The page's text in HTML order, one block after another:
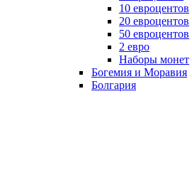
10 евроцентов
20 евроцентов
50 евроцентов
2 евро
Наборы монет
Богемия и Моравия
Болгария